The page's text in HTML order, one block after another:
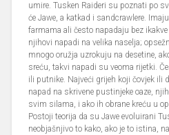
umire. Tusken Raideri su poznati po
će Jawe, a katkad i sandcrawlere.
farmama ali često napadaju bez
njihovi napadi na velika naselja;
mnogo oružja uzrokuju na desetine,
sreću, takvi napadi su veoma rijetki.
ili putnike. Najveći grijeh koji čovjek ili
napad na skrivene pustinjeke oaze,
svim silama, i ako ih obrane kreću u
Postoji teorija da su Jawe evoluirani
neobjašnjivo to kako, ako je to istina,